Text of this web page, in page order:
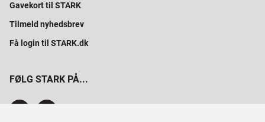
Gavekort til STARK
Tilmeld nyhedsbrev
Få login til STARK.dk
FØLG STARK PÅ...